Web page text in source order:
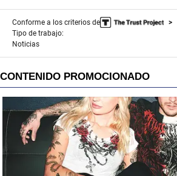
Conforme a los criterios de
Tipo de trabajo:
Noticias